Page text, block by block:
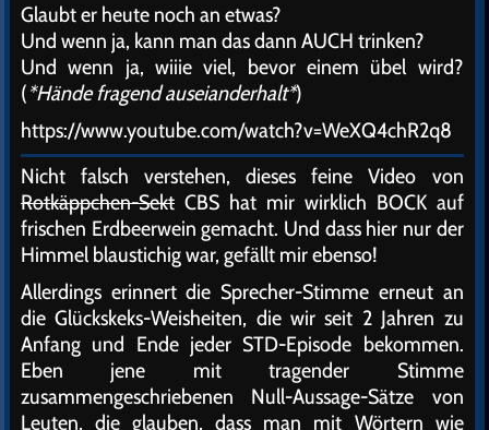
Glaubt er heute noch an etwas?
Und wenn ja, kann man das dann AUCH trinken?
Und wenn ja, wiiie viel, bevor einem übel wird?
(*Hände fragend auseianderhalt*)
https://www.youtube.com/watch?v=WeXQ4chR2q8
Nicht falsch verstehen, dieses feine Video von
Rotkäppchen-Sekt CBS hat mir wirklich BOCK auf
frischen Erdbeerwein gemacht. Und dass hier nur der
Himmel blaustichig war, gefällt mir ebenso!
Allerdings erinnert die Sprecher-Stimme erneut an
die Glückskeks-Weisheiten, die wir seit 2 Jahren zu
Anfang und Ende jeder STD-Episode bekommen.
Eben jene mit tragender Stimme
zusammengeschriebenen Null-Aussage-Sätze von
Leuten, die glauben, dass man mit Wörtern wie